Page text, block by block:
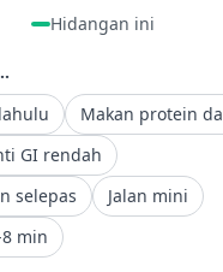
Hidangan ini
Makan protein
GI rendah
selepas
Jalan mini
min